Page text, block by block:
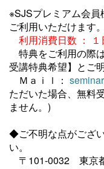
※SJSプレミアム会
ご利用いただけます。
利用消費日数 ： １
特典をご利用の際
受講特典希望】とご
Ｍａｉｌ：
ただいた場合、無料
ません。)
◆ご不明な点がござ
い。
〒101-0032 東京